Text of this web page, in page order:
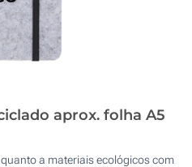
aprox. folha A5
a materiais ecológicos com